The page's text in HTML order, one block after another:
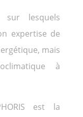
lesquels
expertise de
mais
à
est la